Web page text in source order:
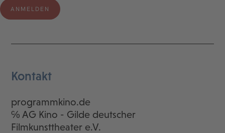
Kontakt
programmkino.de
℅ AG Kino - Gilde deutscher
Filmkunsttheater e.V.